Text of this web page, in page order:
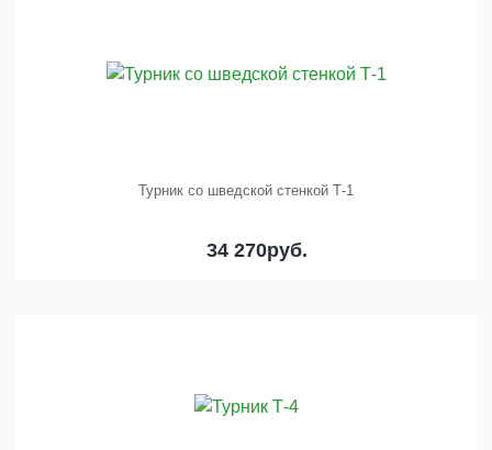
Турник со шведской стенкой Т-1
34 270руб.